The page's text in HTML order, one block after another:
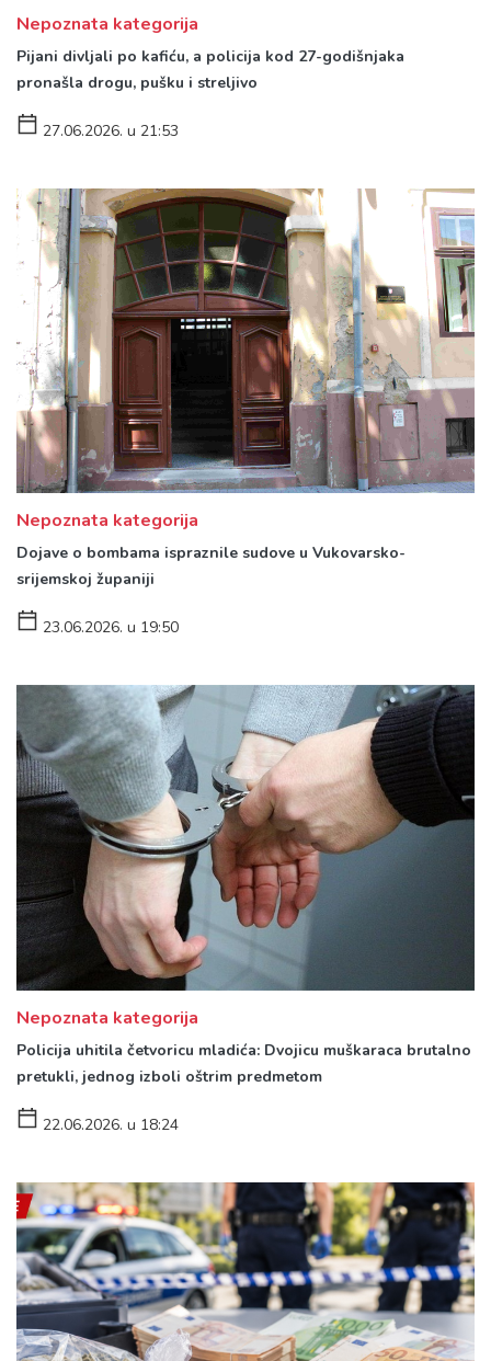
Nepoznata kategorija
Pijani divljali po kafiću, a policija kod 27-godišnjaka
pronašla drogu, pušku i streljivo
27.06.2026. u 21:53
Nepoznata kategorija
Dojave o bombama ispraznile sudove u Vukovarsko-
srijemskoj županiji
23.06.2026. u 19:50
Nepoznata kategorija
Policija uhitila četvoricu mladića: Dvojicu muškaraca brutalno
pretukli, jednog izboli oštrim predmetom
22.06.2026. u 18:24